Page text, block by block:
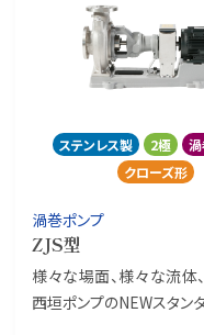
ステンレス製 2極
クローズ形
渦巻ポンプ
ZJS型
様々な場面、様々な流体
西垣ポンプのNEWスタン